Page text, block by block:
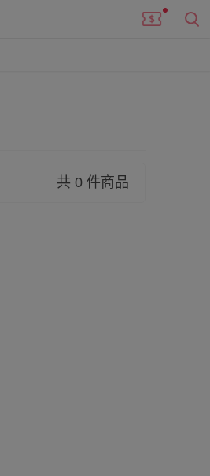
共 0 件商品